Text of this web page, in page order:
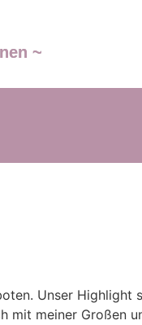
~
Unser Highlight
mit meiner Großen